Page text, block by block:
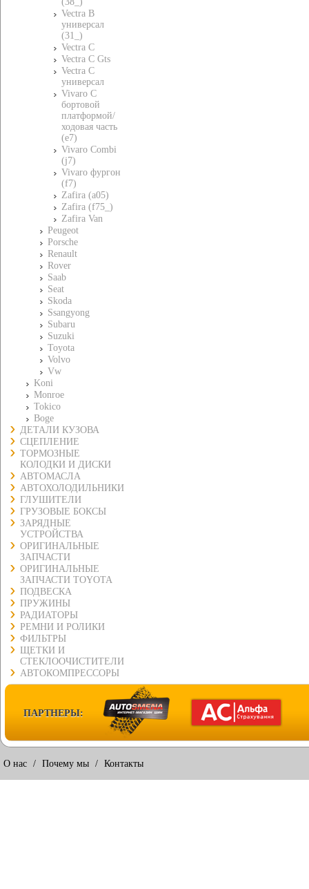
Vectra B
универсал
(31_)
Vectra C
Vectra C Gts
Vectra C
универсал
Vivaro C
бортовой
платформой/
ходовая часть
(e7)
Vivaro Combi
(j7)
Vivaro фургон
(f7)
Zafira (a05)
Zafira (f75_)
Zafira Van
Peugeot
Porsche
Renault
Rover
Saab
Seat
Skoda
Ssangyong
Subaru
Suzuki
Toyota
Volvo
Vw
Koni
Monroe
Tokico
Boge
ДЕТАЛИ КУЗОВА
СЦЕПЛЕНИЕ
ТОРМОЗНЫЕ
КОЛОДКИ И ДИСКИ
АВТОМАСЛА
АВТОХОЛОДИЛЬНИКИ
ГЛУШИТЕЛИ
ГРУЗОВЫЕ БОКСЫ
ЗАРЯДНЫЕ
УСТРОЙСТВА
ОРИГИНАЛЬНЫЕ
ЗАПЧАСТИ
ОРИГИНАЛЬНЫЕ
ЗАПЧАСТИ TOYOTA
ПОДВЕСКА
ПРУЖИНЫ
РАДИАТОРЫ
РЕМНИ И РОЛИКИ
ФИЛЬТРЫ
ЩЕТКИ И
СТЕКЛООЧИСТИТЕЛИ
АВТОКОМПРЕССОРЫ
ПАРТНЕРЫ:
О нас / Почему мы / Контакты